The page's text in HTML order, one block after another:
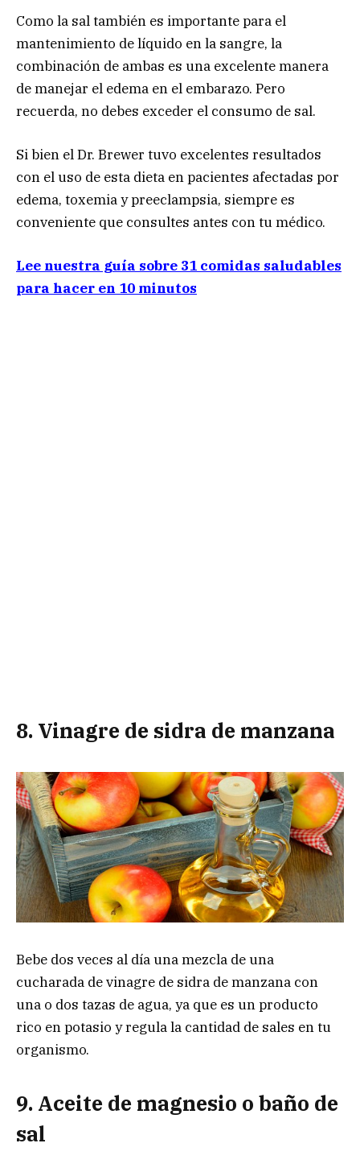
Como la sal también es importante para el
mantenimiento de líquido en la sangre, la
combinación de ambas es una excelente manera
de manejar el edema en el embarazo. Pero
recuerda, no debes exceder el consumo de sal.
Si bien el Dr. Brewer tuvo excelentes resultados
con el uso de esta dieta en pacientes afectadas por
edema, toxemia y preeclampsia, siempre es
conveniente que consultes antes con tu médico.
Lee nuestra guía sobre 31 comidas saludables
para hacer en 10 minutos
8. Vinagre de sidra de manzana
Bebe dos veces al día una mezcla de una
cucharada de vinagre de sidra de manzana con
una o dos tazas de agua, ya que es un producto
rico en potasio y regula la cantidad de sales en tu
organismo.
9. Aceite de magnesio o baño de
sal